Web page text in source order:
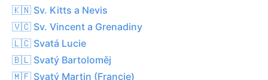
🇰🇳 Sv. Kitts a Nevis
🇻🇨 Sv. Vincent a Grenadiny
🇱🇨 Svatá Lucie
🇧🇱 Svatý Bartoloměj
🇲🇫 Svatý Martin (Francie)